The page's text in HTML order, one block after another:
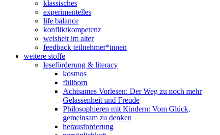
klassisches
experimentelles
life balance
konfliktkompetenz
weisheit im alter
feedback teilnehmer*innen
weitere stoffe
leseförderung & literacy
kosmos
füllhorn
Achtsames Vorlesen: Der Weg zu noch mehr
Gelassenheit und Freude
Philosophieren mit Kindern: Vom Glück,
gemeinsam zu denken
herausforderung